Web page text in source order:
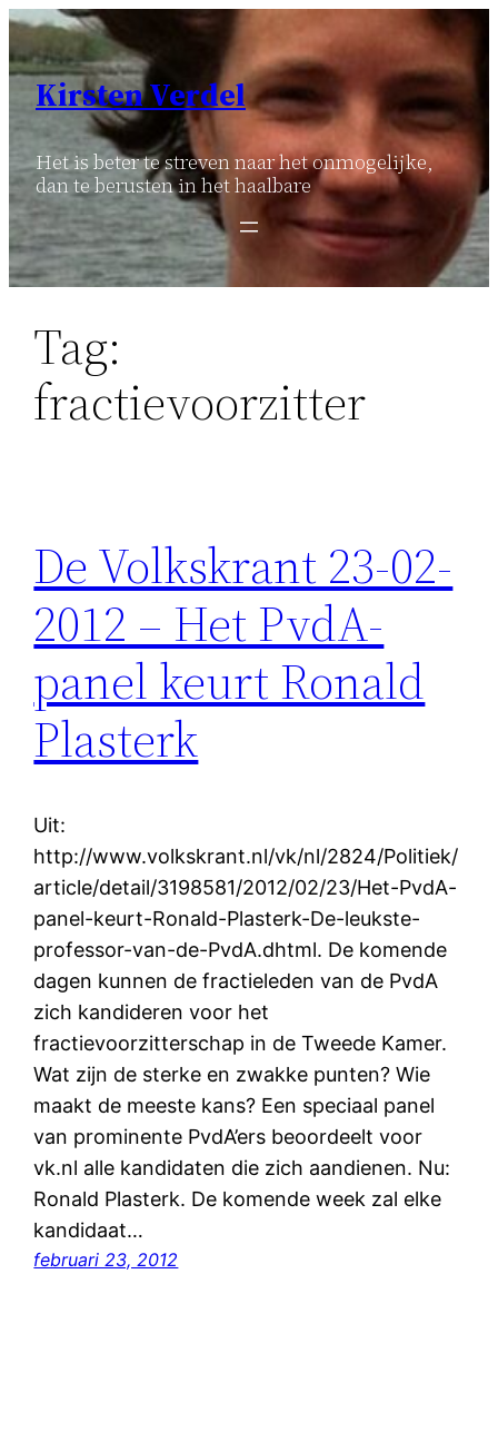
Ga
naar
inhoud
Kirsten Verdel
Het is beter te streven naar het onmogelijke,
dan te berusten in het haalbare
Tag:
fractievoorzitter
De Volkskrant 23-02-
2012 – Het PvdA-
panel keurt Ronald
Plasterk
Uit:
http://www.volkskrant.nl/vk/nl/2824/Politiek/
article/detail/3198581/2012/02/23/Het-PvdA-
panel-keurt-Ronald-Plasterk-De-leukste-
professor-van-de-PvdA.dhtml. De komende
dagen kunnen de fractieleden van de PvdA
zich kandideren voor het
fractievoorzitterschap in de Tweede Kamer.
Wat zijn de sterke en zwakke punten? Wie
maakt de meeste kans? Een speciaal panel
van prominente PvdA’ers beoordeelt voor
vk.nl alle kandidaten die zich aandienen. Nu:
Ronald Plasterk. De komende week zal elke
kandidaat…
februari 23, 2012